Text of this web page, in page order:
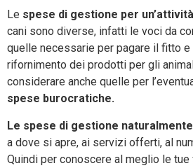
Le spese di gestione per
cani sono diverse, infatti le voci da
quelle necessarie per pagare il fitto e
rifornimento dei prodotti per gli
considerare anche quelle per
spese burocratiche.
Le spese di gestione naturalmente
a dove si apre, ai servizi offerti, al
Quindi per conoscere al meglio le